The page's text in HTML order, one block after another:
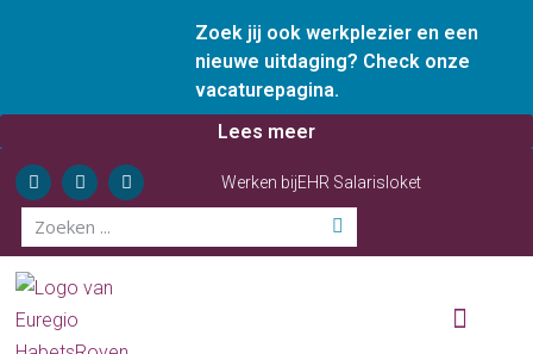
Zoek jij ook werkplezier en een
nieuwe uitdaging? Check onze
vacaturepagina.
Lees meer
Werken bijEHR Salarisloket